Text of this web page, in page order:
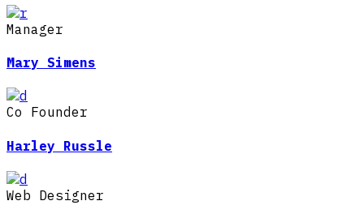
Manager
Mary Simens
Co Founder
Harley Russle
Web Designer